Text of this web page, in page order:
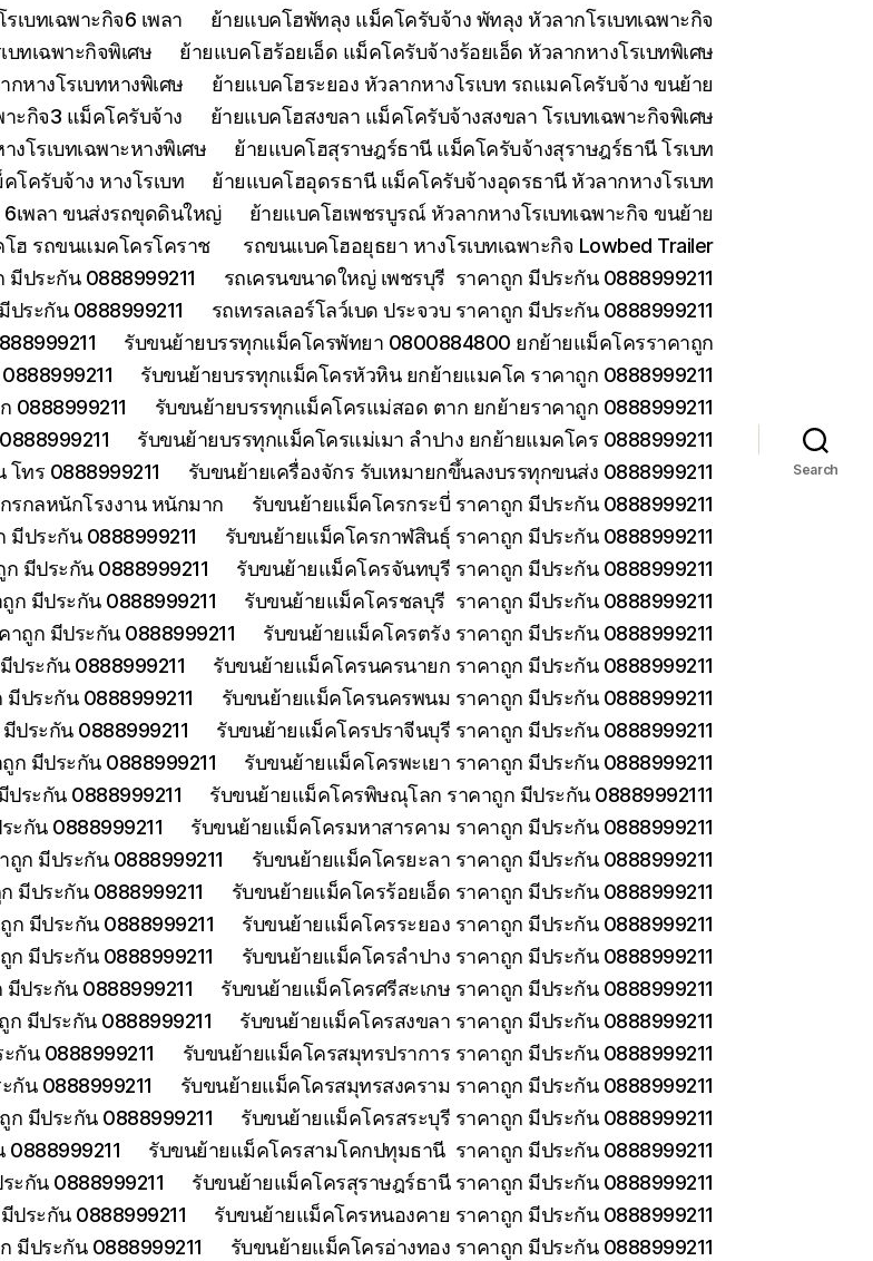
บทเฉพาะกิจ6 เพลา
ย้ายแบคโฮพัทลุง แม็คโครับจ้าง พัทลุง หัวลากโรเบทเฉพาะกิจ
ทเฉพาะกิจพิเศษ
ย้ายแบคโฮร้อยเอ็ด แม็คโครับจ้างร้อยเอ็ด หัวลากหางโรเบทพิเศษ
หางโรเบทหางพิเศษ
ย้ายแบคโฮระยอง หัวลากหางโรเบท รถแมคโครับจ้าง ขนย้าย
าะกิจ3 แม็คโครับจ้าง
ย้ายแบคโฮสงขลา แม็คโครับจ้างสงขลา โรเบทเฉพาะกิจพิเศษ
โรเบทเฉพาะหางพิเศษ
ย้ายแบคโฮสุราษฎร์ธานี แม็คโครับจ้างสุราษฎร์ธานี โรเบท
โครับจ้าง หางโรเบท
ย้ายแบคโฮอุดรธานี แม็คโครับจ้างอุดรธานี หัวลากหางโรเบท
6เพลา ขนส่งรถขุดดินใหญ่
ย้ายแบคโฮเพชรบูรณ์ หัวลากหางโรเบทเฉพาะกิจ ขนย้าย
ฮ รถขนแมคโครโคราช
รถขนแบคโฮอยุธยา หางโรเบทเฉพาะกิจ Lowbed Trailer
มีประกัน 0888999211
รถเครนขนาดใหญ่ เพชรบุรี ราคาถูก มีประกัน 0888999211
ระกัน 0888999211
รถเทรลเลอร์โลว์เบด ประจวบ ราคาถูก มีประกัน 0888999211
รับขนย้ายบรรทุกแม็คโครพัทยา 0800884800 ยกย้ายแม็คโครราคาถูก
รับขนย้ายบรรทุกแม็คโครหัวหิน ยกย้ายแมคโค ราคาถูก 0888999211
0888999211
รับขนย้ายบรรทุกแม็คโครแม่สอด ตาก ยกย้ายราคาถูก 0888999211
รับขนย้ายบรรทุกแม็คโครแม่เมา ลำปาง ยกย้ายแมคโคร 0888999211
ทร 0888999211
รับขนย้ายเครื่องจักร รับเหมายกขึ้นลงบรรทุกขนส่ง 0888999211
รกลหนักโรงงาน หนักมาก
รับขนย้ายแม็คโครกระบี่ ราคาถูก มีประกัน 0888999211
ประกัน 0888999211
รับขนย้ายแม็คโครกาฬสินธุ์ ราคาถูก มีประกัน 0888999211
มีประกัน 0888999211
รับขนย้ายแม็คโครจันทบุรี ราคาถูก มีประกัน 0888999211
ก มีประกัน 0888999211
รับขนย้ายแม็คโครชลบุรี ราคาถูก มีประกัน 0888999211
ถูก มีประกัน 0888999211
รับขนย้ายแม็คโครตรัง ราคาถูก มีประกัน 0888999211
ระกัน 0888999211
รับขนย้ายแม็คโครนครนายก ราคาถูก มีประกัน 0888999211
ประกัน 0888999211
รับขนย้ายแม็คโครนครพนม ราคาถูก มีประกัน 0888999211
ประกัน 0888999211
รับขนย้ายแม็คโครปราจีนบุรี ราคาถูก มีประกัน 0888999211
มีประกัน 0888999211
รับขนย้ายแม็คโครพะเยา ราคาถูก มีประกัน 0888999211
ระกัน 0888999211
รับขนย้ายแม็คโครพิษณุโลก ราคาถูก มีประกัน 08889992111
ะกัน 0888999211
รับขนย้ายแม็คโครมหาสารคาม ราคาถูก มีประกัน 0888999211
ก มีประกัน 0888999211
รับขนย้ายแม็คโครยะลา ราคาถูก มีประกัน 0888999211
มีประกัน 0888999211
รับขนย้ายแม็คโครร้อยเอ็ด ราคาถูก มีประกัน 0888999211
ก มีประกัน 0888999211
รับขนย้ายแม็คโครระยอง ราคาถูก มีประกัน 0888999211
มีประกัน 0888999211
รับขนย้ายแม็คโครลำปาง ราคาถูก มีประกัน 0888999211
ประกัน 0888999211
รับขนย้ายแม็คโครศรีสะเกษ ราคาถูก มีประกัน 0888999211
มีประกัน 0888999211
รับขนย้ายแม็คโครสงขลา ราคาถูก มีประกัน 0888999211
กัน 0888999211
รับขนย้ายแม็คโครสมุทรปราการ ราคาถูก มีประกัน 0888999211
กัน 0888999211
รับขนย้ายแม็คโครสมุทรสงคราม ราคาถูก มีประกัน 0888999211
มีประกัน 0888999211
รับขนย้ายแม็คโครสระบุรี ราคาถูก มีประกัน 0888999211
รับขนย้ายแม็คโครสามโคกปทุมธานี ราคาถูก มีประกัน 0888999211
กัน 0888999211
รับขนย้ายแม็คโครสุราษฎร์ธานี ราคาถูก มีประกัน 0888999211
ระกัน 0888999211
รับขนย้ายแม็คโครหนองคาย ราคาถูก มีประกัน 0888999211
มีประกัน 0888999211
รับขนย้ายแม็คโครอ่างทอง ราคาถูก มีประกัน 0888999211
Search